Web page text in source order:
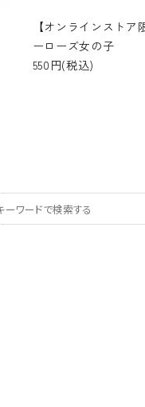
【オンラインストア
ーローズ女の子
550円(税込)